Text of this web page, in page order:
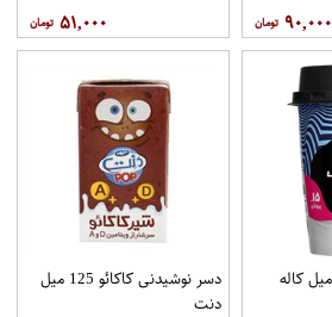
۹۰,۰۰۰ ۵۱,۰۰۰
دسر نوشیدنی کاکائو 125 میل
دنت